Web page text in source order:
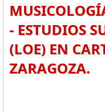
- ESTUDIOS
(LOE) EN
ZARAGOZA.